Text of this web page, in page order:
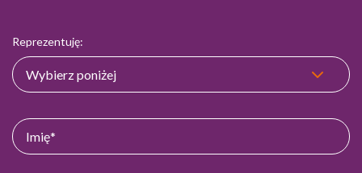
Reprezentuję: